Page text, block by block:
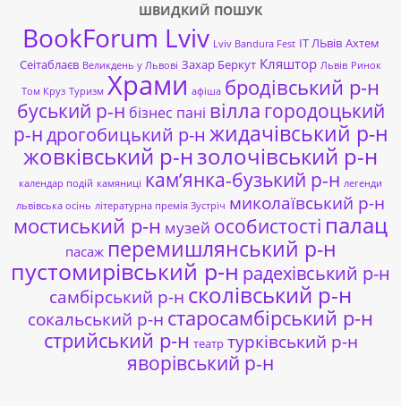
ШВИДКИЙ ПОШУК
BookForum Lviv Lviv Bandura Fest ІТ ЛЬвів Ахтем
Сеітаблаєв Великдень у Львові Захар Беркут Кляштор Львів Ринок
Том Круз Туризм Храми афіша бродівський р-н
буський р-н бізнес пані вілла городоцький
р-ндрогобицький р-н жидачівський р-н
жовківський р-нзолочівський р-н
календар подій камяниці кам’янка-бузький р-н легенди
львівська осінь літературна премія Зустріч миколаївський р-н
мостиський р-н музей особистості палац
пасаж перемишлянський р-н
пустомирівський р-н радехівський р-н
самбірський р-н сколівський р-н
сокальський р-н старосамбірський р-н
стрийський р-н театр турківський р-н
яворівський р-н